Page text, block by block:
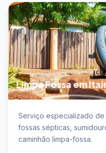
Limpa Fossa em
Serviço especializado
fossas sépticas,
caminhão limpa-fossa.